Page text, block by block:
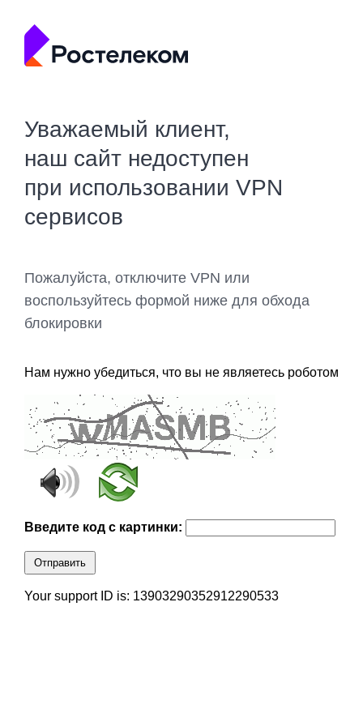
Уважаемый клиент,
наш сайт недоступен
при использовании VPN
сервисов
Пожалуйста, отключите VPN или
воспользуйтесь формой ниже для обхода
блокировки
Нам нужно убедиться, что вы не являетесь роботом
Введите код с картинки:
Отправить
Your support ID is: 13903290352912290533